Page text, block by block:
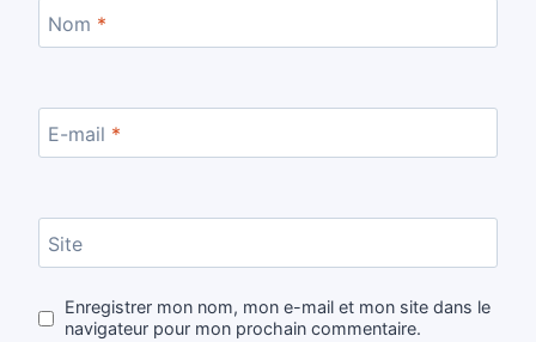
Nom *
E-mail *
Site
Enregistrer mon nom, mon e-mail et mon site dans le
navigateur pour mon prochain commentaire.